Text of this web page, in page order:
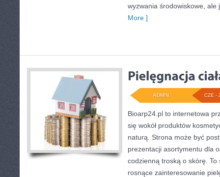
wyzwania środowiskowe, ale
More ]
CZE -
ADMIN
Bioarp24.pl to internetowa
się wokół produktów
naturą. Strona może być
prezentacji asortymentu dla
codzienną troską o skórę.
rosnące zainteresowanie